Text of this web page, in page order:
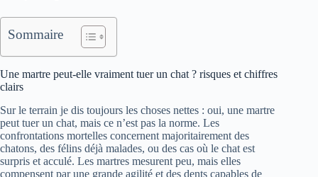
Sommaire
Une martre peut-elle vraiment tuer un chat ? risques et chiffres
clairs
Sur le terrain je dis toujours les choses nettes : oui, une martre
peut tuer un chat, mais ce n’est pas la norme. Les
confrontations mortelles concernent majoritairement des
chatons, des félins déjà malades, ou des cas où le chat est
surpris et acculé. Les martres mesurent peu, mais elles
compensent par une grande agilité et des dents capables de